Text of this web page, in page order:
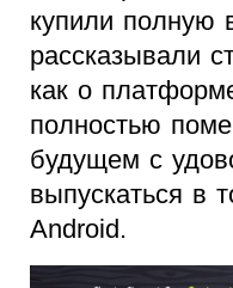
купили полную
рассказывали
как о
полностью
будущем с
выпускаться в
Android.